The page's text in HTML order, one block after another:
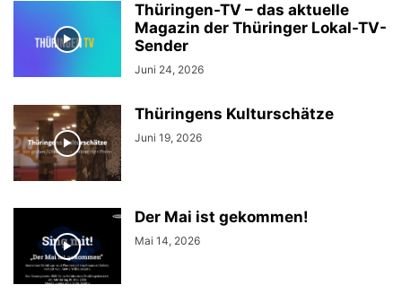
Thüringen-TV – das aktuelle
Magazin der Thüringer Lokal-TV-
Sender
Juni 24, 2026
Thüringens Kulturschätze
Juni 19, 2026
Der Mai ist gekommen!
Mai 14, 2026